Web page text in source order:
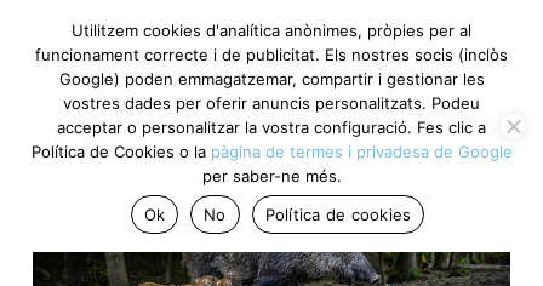
Utilitzem cookies d'analítica anònimes, pròpies per al
funcionament correcte i de publicitat. Els nostres socis (inclòs
Google) poden emmagatzemar, compartir i gestionar les
vostres dades per oferir anuncis personalitzats. Podeu
acceptar o personalitzar la vostra configuració. Fes clic a
Política de Cookies o la pàgina de termes i privadesa de Google
per saber-ne més.
Ok
No Política de cookies